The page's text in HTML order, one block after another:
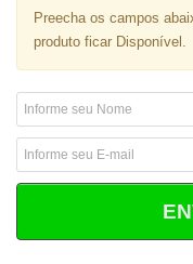
Preecha os campos
produto ficar Disponível.